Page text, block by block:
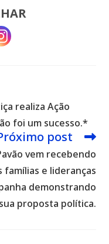
realiza Ação
foi um sucesso.*
post
vem recebendo
famílias e lideranças
demonstrando
proposta política.